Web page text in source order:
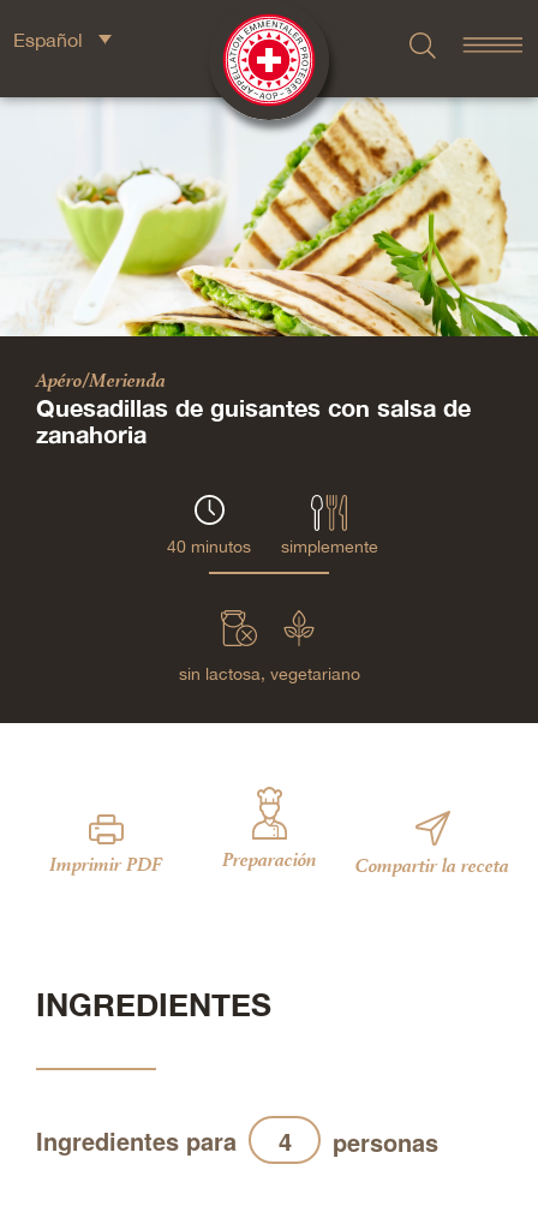
Español
Apéro/Merienda
Quesadillas de guisantes con salsa de
zanahoria
40 minutos simplemente
sin lactosa, vegetariano
Imprimir PDF Preparación Compartir la receta
INGREDIENTES
Ingredientes para personas